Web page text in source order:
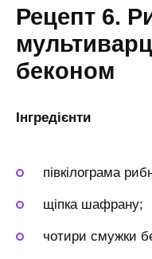
Рецепт 6.
беконом
Інгредієнти
півкілограма
щіпка шафрану;
чотири смужки